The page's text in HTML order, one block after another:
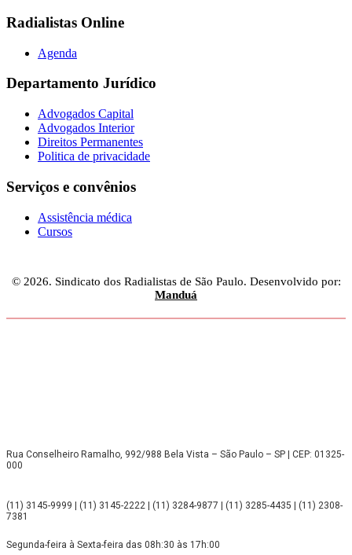
Radialistas Online
Agenda
Departamento Jurídico
Advogados Capital
Advogados Interior
Direitos Permanentes
Politica de privacidade
Serviços e convênios
Assistência médica
Cursos
© 2026. Sindicato dos Radialistas de São Paulo. Desenvolvido por:
Manduá
Rua Conselheiro Ramalho, 992/988 Bela Vista – São Paulo – SP | CEP: 01325-
000
(11) 3145-9999 | (11) 3145-2222 | (11) 3284-9877 | (11) 3285-4435 | (11) 2308-
7381
Segunda-feira à Sexta-feira das 08h:30 às 17h:00